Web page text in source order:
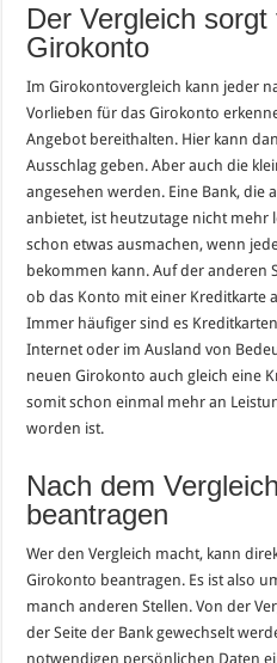
Der Vergleich
Girokonto
Im Girokontovergleich kann jeder
Vorlieben für das Girokonto
Angebot bereithalten. Hier kann
Ausschlag geben. Aber auch die
angesehen werden. Eine Bank, die
anbietet, ist heutzutage nicht mehr
schon etwas ausmachen, wenn
bekommen kann. Auf der anderen
ob das Konto mit einer Kreditkarte
Immer häufiger sind es
Internet oder im Ausland von
neuen Girokonto auch gleich eine
somit schon einmal mehr an
worden ist.
Nach dem
beantragen
Wer den Vergleich macht, kann
Girokonto beantragen. Es ist also
manch anderen Stellen. Von der
der Seite der Bank gewechselt
notwendigen persönlichen Daten